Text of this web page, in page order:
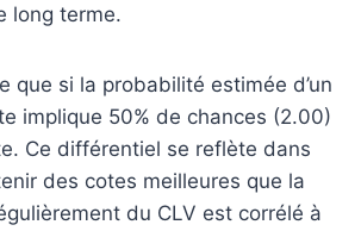
long terme.
que si la probabilité estimée d’un
implique 50% de chances (2.00)
Ce différentiel se reflète dans
des cotes meilleures que la
du CLV est corrélé à